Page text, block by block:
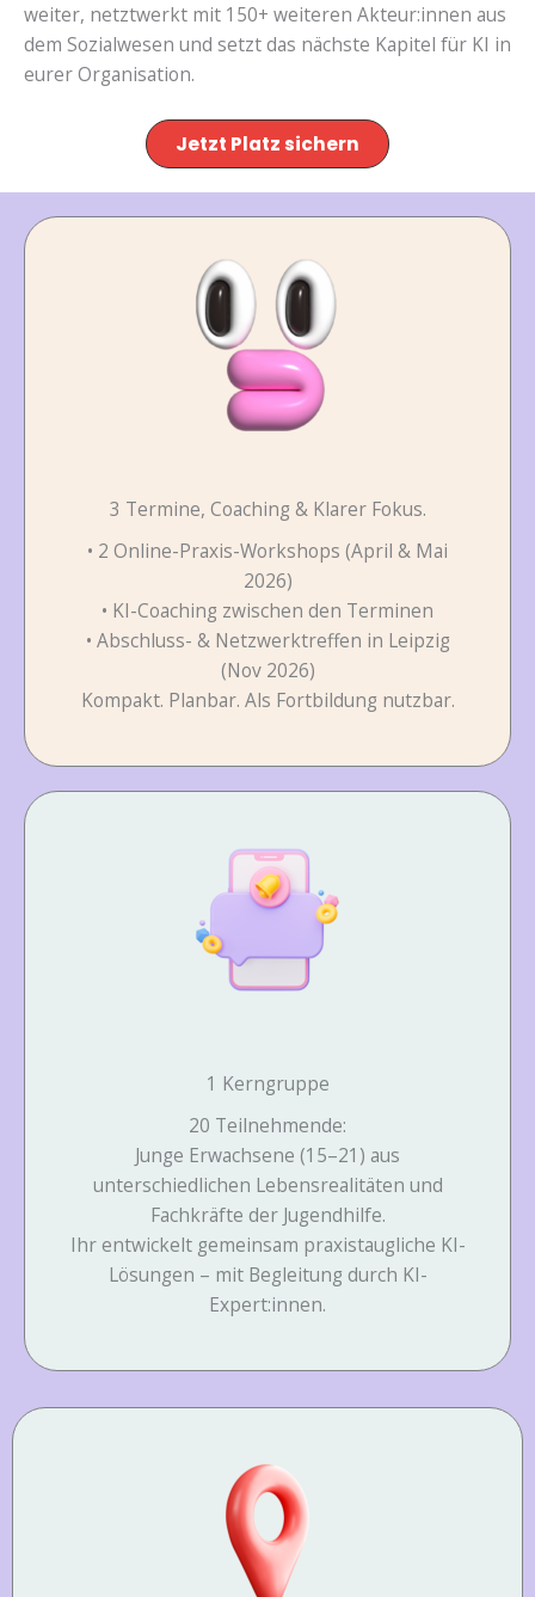
weiter, netztwerkt mit 150+ weiteren Akteur:innen aus
dem Sozialwesen und setzt das nächste Kapitel für KI in
eurer Organisation.
Jetzt Platz sichern
3 Termine, Coaching & Klarer Fokus.
• 2 Online-Praxis-Workshops (April & Mai
2026)
• KI-Coaching zwischen den Terminen
• Abschluss- & Netzwerktreffen in Leipzig
(Nov 2026)
Kompakt. Planbar. Als Fortbildung nutzbar.
1 Kerngruppe
20 Teilnehmende:
Junge Erwachsene (15–21) aus
unterschiedlichen Lebensrealitäten und
Fachkräfte der Jugendhilfe.
Ihr entwickelt gemeinsam praxistaugliche KI-
Lösungen – mit Begleitung durch KI-
Expert:innen.